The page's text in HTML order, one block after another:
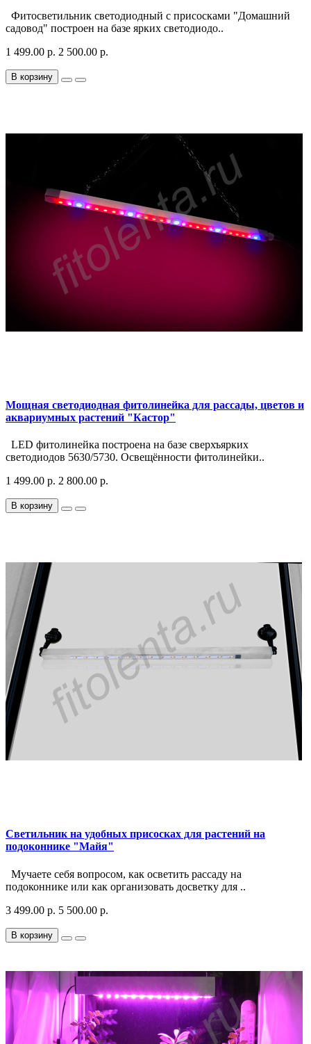
Фитосветильник светодиодный с присосками "Домашний
садовод" построен на базе ярких светодиодо..
1 499.00 р. 2 500.00 р.
В корзину
Мощная светодиодная фитолинейка для рассады, цветов и
аквариумных растений "Кастор"
LED фитолинейка построена на базе сверхъярких
светодиодов 5630/5730. Освещённости фитолинейки..
1 499.00 р. 2 800.00 р.
В корзину
Светильник на удобных присосках для растений на
подоконнике "Майя"
Мучаете себя вопросом, как осветить рассаду на
подоконнике или как организовать досветку для ..
3 499.00 р. 5 500.00 р.
В корзину